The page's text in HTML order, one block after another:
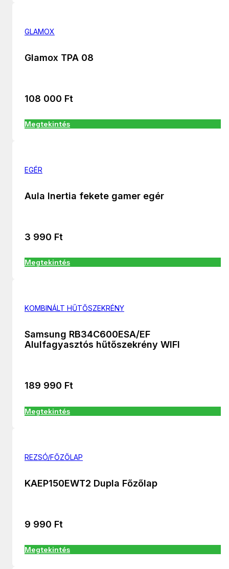
GLAMOX
Glamox TPA 08
108 000 Ft
Megtekintés
EGÉR
Aula Inertia fekete gamer egér
3 990 Ft
Megtekintés
KOMBINÁLT HŰTŐSZEKRÉNY
Samsung RB34C600ESA/EF
Alulfagyasztós hűtőszekrény WIFI
189 990 Ft
Megtekintés
REZSÓ/FŐZŐLAP
KAEP150EWT2 Dupla Főzőlap
9 990 Ft
Megtekintés